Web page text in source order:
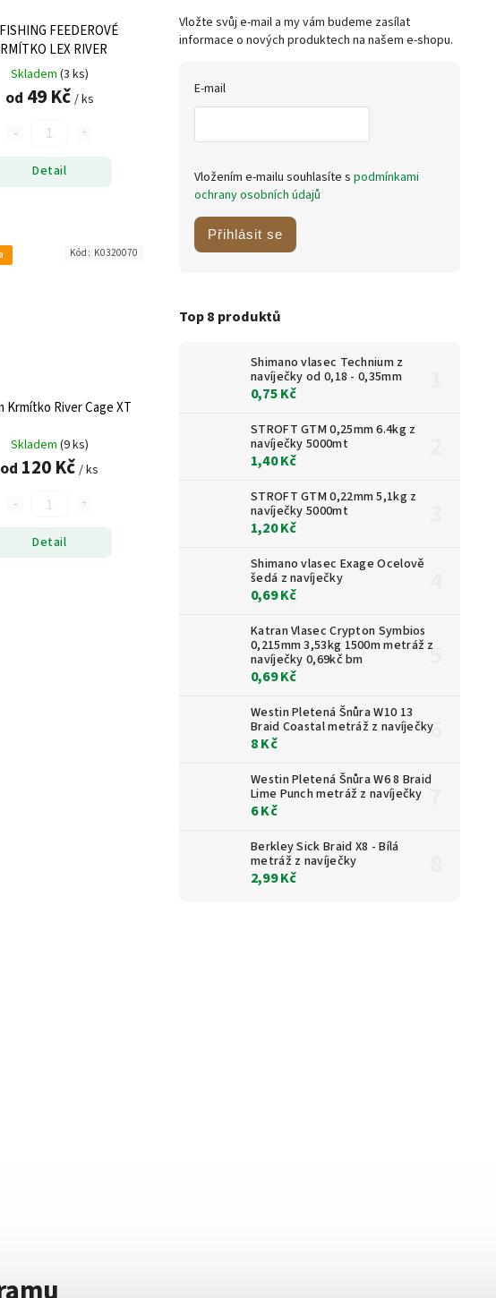
Vložte svůj e-mail a my vám budeme zasílat
informace o nových produktech na našem e-shopu.
E-mail
Vložením e-mailu souhlasíte s podmínkami
ochrany osobních údajů
Přihlásit se
Top 8 produktů
Shimano vlasec Technium z
navíječky od 0,18 - 0,35mm
0,75 Kč
STROFT GTM 0,25mm 6.4kg z
navíječky 5000mt
1,40 Kč
STROFT GTM 0,22mm 5,1kg z
navíječky 5000mt
1,20 Kč
Shimano vlasec Exage Ocelově
šedá z navíječky
0,69 Kč
Katran Vlasec Crypton Symbios
0,215mm 3,53kg 1500m metráž z
navíječky 0,69kč bm
0,69 Kč
Westin Pletená Šnůra W10 13
Braid Coastal metráž z navíječky
8 Kč
Westin Pletená Šnůra W6 8 Braid
Lime Punch metráž z navíječky
6 Kč
Berkley Sick Braid X8 - Bílá
metráž z navíječky
2,99 Kč
FEEDEROVÉ
LEX RIVER
Skladem (3 ks)
od 49 Kč / ks
Detail
Krmítko River Cage XT
Skladem (9 ks)
od 120 Kč / ks
Detail
Kód: K0320070